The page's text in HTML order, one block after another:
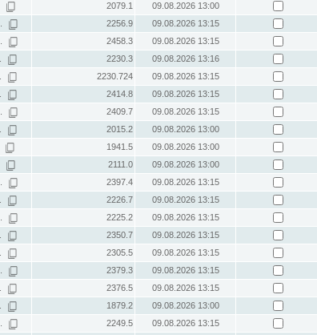
2079.1
09.08.2026 13:00
2256.9
09.08.2026 13:15
2458.3
09.08.2026 13:15
2230.3
09.08.2026 13:16
2230.724
09.08.2026 13:15
2414.8
09.08.2026 13:15
2409.7
09.08.2026 13:15
2015.2
09.08.2026 13:00
1941.5
09.08.2026 13:00
2111.0
09.08.2026 13:00
2397.4
09.08.2026 13:15
2226.7
09.08.2026 13:15
2225.2
09.08.2026 13:15
2350.7
09.08.2026 13:15
2305.5
09.08.2026 13:15
2379.3
09.08.2026 13:15
2376.5
09.08.2026 13:15
1879.2
09.08.2026 13:00
2249.5
09.08.2026 13:15